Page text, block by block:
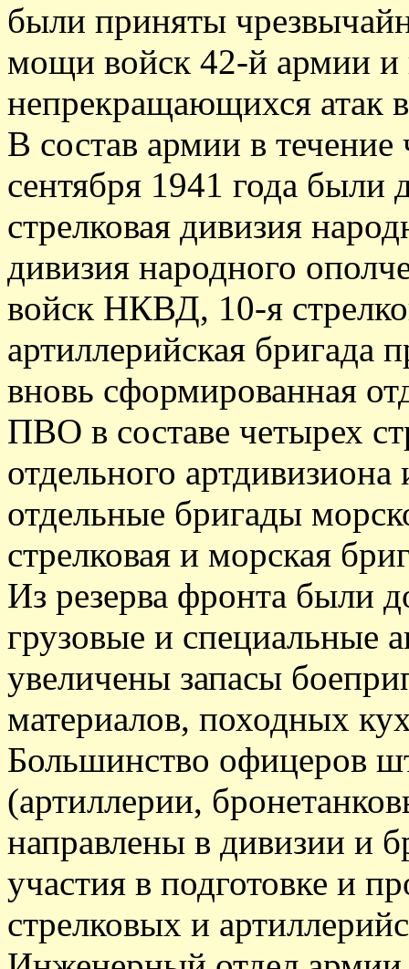
были приняты
мощи войск 42-й армии и
непрекращающихся атак
В состав армии в
сентября 1941 года были
стрелковая дивизия
дивизия народного
войск НКВД, 10-я
артиллерийская бригада
вновь сформированная
ПВО в составе четырех
отдельного
отдельные бригады
стрелковая и морская
Из резерва фронта были
грузовые и специальные
увеличены запасы
материалов, походных
Большинство офицеров
(артиллерии,
направлены в дивизии и
участия в подготовке и
стрелковых и